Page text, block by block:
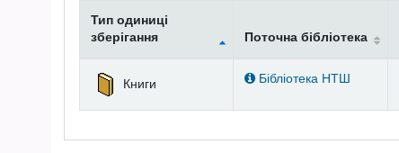
Фонди
Тип одиниці
зберігання
Поточна бібліотека
Книги Бібліотека НТШ